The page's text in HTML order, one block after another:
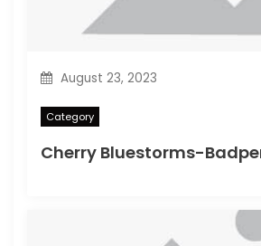
August 23, 2023
Category
Cherry Bluestorms-